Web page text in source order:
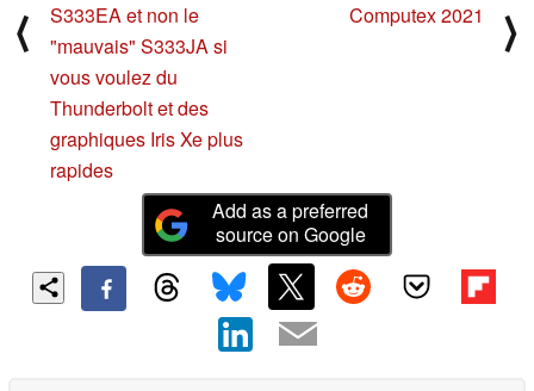
⟨
S333EA et non le
"mauvais" S333JA si
vous voulez du
Thunderbolt et des
graphiques Iris Xe plus
rapides
Computex 2021
⟩
Add as a preferred
source on Google